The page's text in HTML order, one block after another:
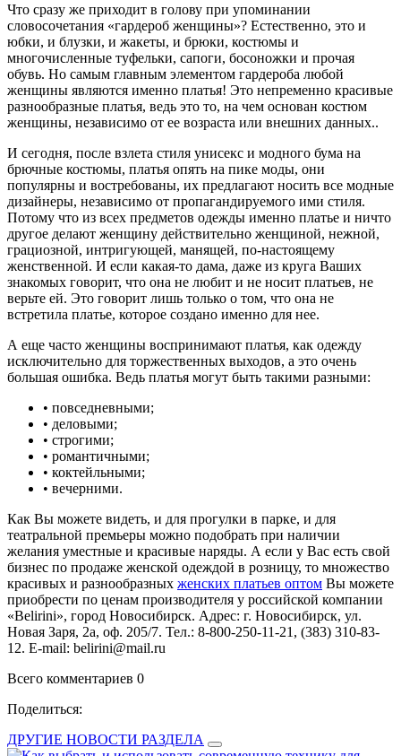
Что сразу же приходит в голову при упоминании
словосочетания «гардероб женщины»? Естественно, это и
юбки, и блузки, и жакеты, и брюки, костюмы и
многочисленные туфельки, сапоги, босоножки и прочая
обувь. Но самым главным элементом гардероба любой
женщины являются именно платья! Это непременно красивые
разнообразные платья, ведь это то, на чем основан костюм
женщины, независимо от ее возраста или внешних данных..
И сегодня, после взлета стиля унисекс и модного бума на
брючные костюмы, платья опять на пике моды, они
популярны и востребованы, их предлагают носить все модные
дизайнеры, независимо от пропагандируемого ими стиля.
Потому что из всех предметов одежды именно платье и ничто
другое делают женщину действительно женщиной, нежной,
грациозной, интригующей, манящей, по-настоящему
женственной. И если какая-то дама, даже из круга Ваших
знакомых говорит, что она не любит и не носит платьев, не
верьте ей. Это говорит лишь только о том, что она не
встретила платье, которое создано именно для нее.
А еще часто женщины воспринимают платья, как одежду
исключительно для торжественных выходов, а это очень
большая ошибка. Ведь платья могут быть такими разными:
• повседневными;
• деловыми;
• строгими;
• романтичными;
• коктейльными;
• вечерними.
Как Вы можете видеть, и для прогулки в парке, и для
театральной премьеры можно подобрать при наличии
желания уместные и красивые наряды. А если у Вас есть свой
бизнес по продаже женской одеждой в розницу, то множество
красивых и разнообразных женских платьев оптом Вы можете
приобрести по ценам производителя у российской компании
«Belirini», город Новосибирск. Адрес: г. Новосибирск, ул.
Новая Заря, 2а, оф. 205/7. Тел.: 8-800-250-11-21, (383) 310-83-
12. E-mail: belirini@mail.ru ­
Всего комментариев 0
Поделиться:
ДРУГИЕ НОВОСТИ РАЗДЕЛА